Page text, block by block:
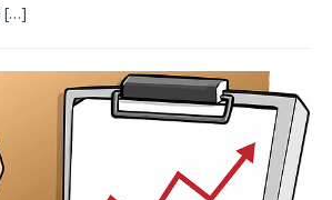
[…]